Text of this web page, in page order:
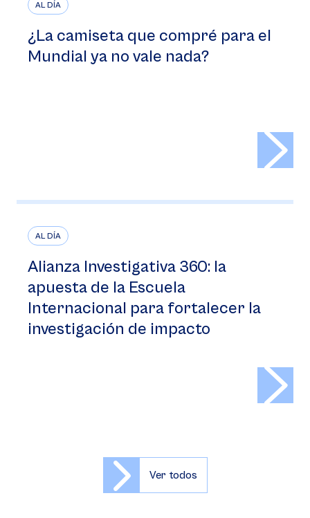
AL DÍA
¿La camiseta que compré para el
Mundial ya no vale nada?
AL DÍA
Alianza Investigativa 360: la
apuesta de la Escuela
Internacional para fortalecer la
investigación de impacto
Ver todos